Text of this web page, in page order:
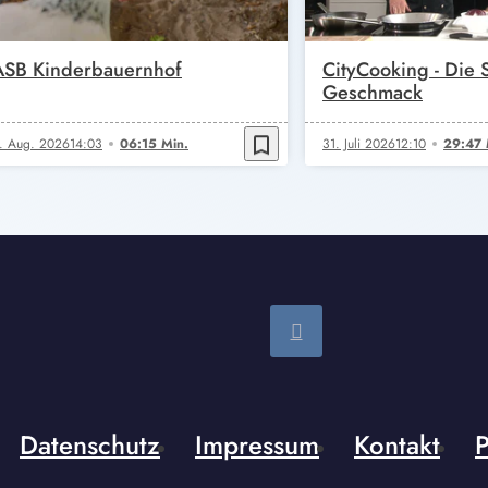
Kinderbauernhof
Aug. 202614:03 06:15 Min. bookmark_border
CityCooking - Die
Geschmack
31. Juli 202612:10 29:47
Datenschutz Impressum Kontakt